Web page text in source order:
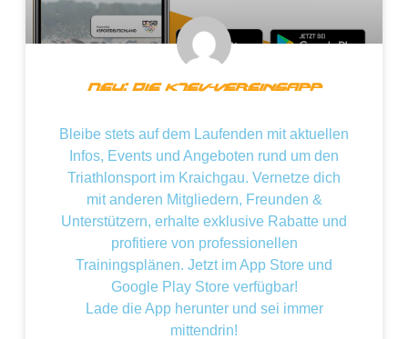
Neu: Die KTeV-VereinsApp
Bleibe stets auf dem Laufenden mit aktuellen
Infos, Events und Angeboten rund um den
Triathlonsport im Kraichgau. Vernetze dich
mit anderen Mitgliedern, Freunden &
Unterstützern, erhalte exklusive Rabatte und
profitiere von professionellen
Trainingsplänen. Jetzt im App Store und
Google Play Store verfügbar!
Lade die App herunter und sei immer
mittendrin!